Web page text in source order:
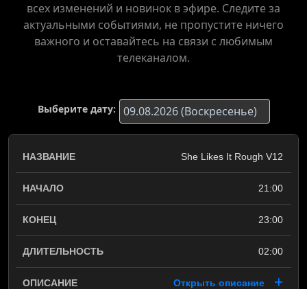
всех изменений и новинок в эфире. Следите за
актуальными событиями, не пропустите ничего
важного и оставайтесь на связи с любимым
телеканалом.
Выберите дату:
She Likes It Rough V12
21:00
23:00
02:00
Открыть описание